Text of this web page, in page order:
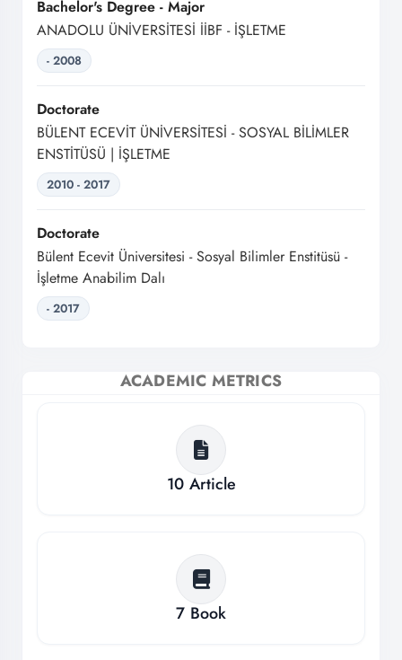
Bachelor's Degree - Major
ANADOLU ÜNİVERSİTESİ İİBF - İŞLETME
- 2008
Doctorate
BÜLENT ECEVİT ÜNİVERSİTESİ - SOSYAL BİLİMLER
ENSTİTÜSÜ | İŞLETME
2010 - 2017
Doctorate
Bülent Ecevit Üniversitesi - Sosyal Bilimler Enstitüsü -
İşletme Anabilim Dalı
- 2017
ACADEMIC METRICS
10 Article
7 Book